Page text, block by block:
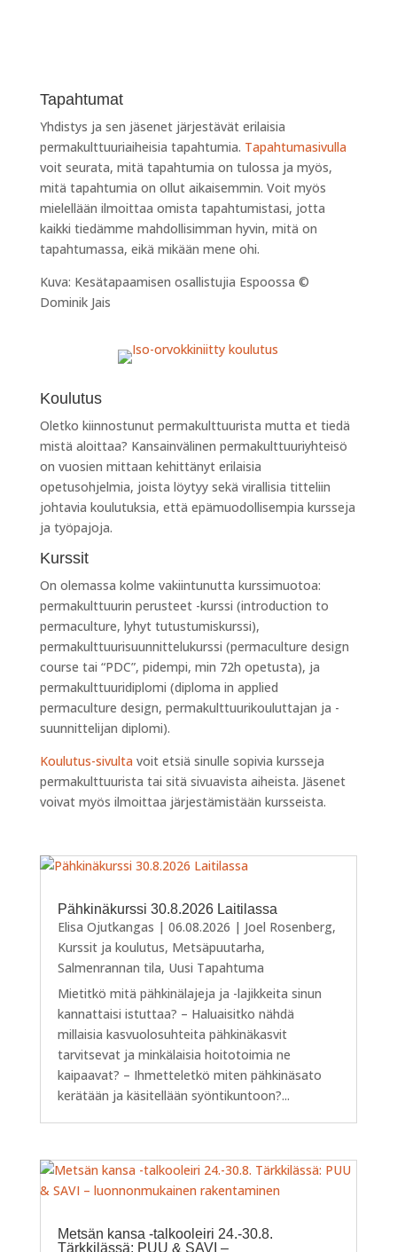
Tapahtumat
Yhdistys ja sen jäsenet järjestävät erilaisia
permakulttuuriaiheisia tapahtumia. Tapahtumasivulla
voit seurata, mitä tapahtumia on tulossa ja myös,
mitä tapahtumia on ollut aikaisemmin. Voit myös
mielellään ilmoittaa omista tapahtumistasi, jotta
kaikki tiedämme mahdollisimman hyvin, mitä on
tapahtumassa, eikä mikään mene ohi.
Kuva: Kesätapaamisen osallistujia Espoossa ©
Dominik Jais
Koulutus
Oletko kiinnostunut permakulttuurista mutta et tiedä
mistä aloittaa? Kansainvälinen permakulttuuriyhteisö
on vuosien mittaan kehittänyt erilaisia
opetusohjelmia, joista löytyy sekä virallisia titteliin
johtavia koulutuksia, että epämuodollisempia kursseja
ja työpajoja.
Kurssit
On olemassa kolme vakiintunutta kurssimuotoa:
permakulttuurin perusteet -kurssi (introduction to
permaculture, lyhyt tutustumiskurssi),
permakulttuurisuunnittelukurssi (permaculture design
course tai “PDC”, pidempi, min 72h opetusta), ja
permakulttuuridiplomi (diploma in applied
permaculture design, permakulttuurikouluttajan ja -
suunnittelijan diplomi).
Koulutus-sivulta voit etsiä sinulle sopivia kursseja
permakulttuurista tai sitä sivuavista aiheista. Jäsenet
voivat myös ilmoittaa järjestämistään kursseista.
Pähkinäkurssi 30.8.2026 Laitilassa
Elisa Ojutkangas | 06.08.2026 | Joel Rosenberg,
Kurssit ja koulutus, Metsäpuutarha,
Salmenrannan tila, Uusi Tapahtuma
Mietitkö mitä pähkinälajeja ja -lajikkeita sinun
kannattaisi istuttaa? – Haluaisitko nähdä
millaisia kasvuolosuhteita pähkinäkasvit
tarvitsevat ja minkälaisia hoitotoimia ne
kaipaavat? – Ihmetteletkö miten pähkinäsato
kerätään ja käsitellään syöntikuntoon?...
Metsän kansa -talkooleiri 24.-30.8.
Tärkkilässä: PUU & SAVI –